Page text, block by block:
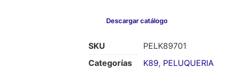
Descargar catálogo
SKU
PELK89701
Categorías
K89, PELUQUERIA